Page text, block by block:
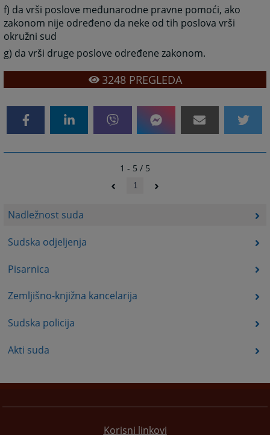
Nadležnost suda
Sudska odjeljenja
Pisarnica
Zemljišno-knjižna kancelarija
Sudska policija
Akti suda
f) da vrši poslove međunarodne pravne pomoći, ako
zakonom nije određeno da neke od tih poslova vrši
okružni sud
g) da vrši druge poslove određene zakonom.
3248PREGLEDA
1 - 5 / 5
1
Korisni linkovi